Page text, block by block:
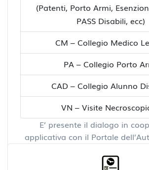
(Patenti, Porto Armi,
PASS Disabili, ecc)
CM – Collegio Medico
PA – Collegio Porto
CAD – Collegio Alunno
VN – Visite
E’ presente il dialogo in
applicativa con il Portale